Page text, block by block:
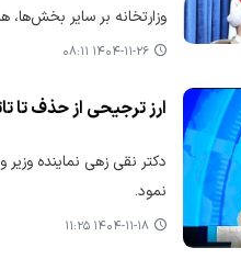
وزارتخانه بر سایر
۱۴۰۴-۱۱-۲۶ ۰۸:۱۱
ارز ترجیحی از حذف تا
دکتر نقی زهی نماینده
نمود.
۱۴۰۴-۱۱-۱۸ ۱۱:۲۵